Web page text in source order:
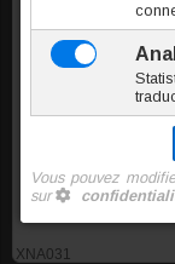
XNA031